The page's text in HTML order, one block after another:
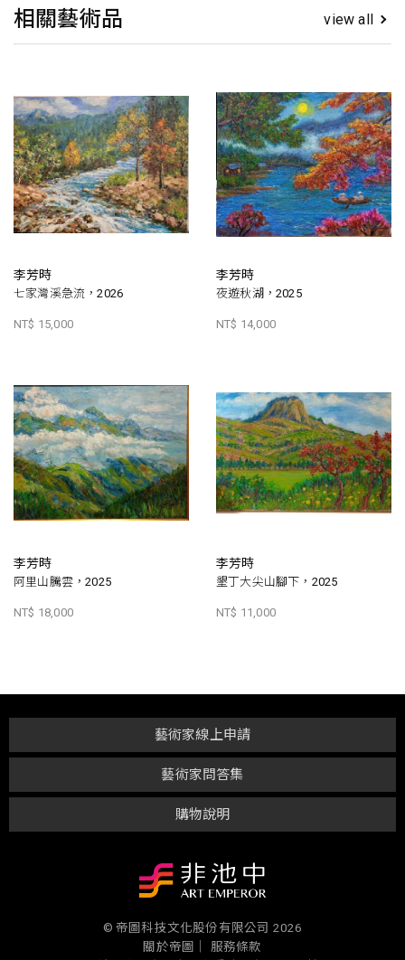
相關藝術品 view all
李芳時
七家灣溪急流，2026
NT$ 15,000
李芳時
夜遊秋湖，2025
NT$ 14,000
李芳時
阿里山騰雲，2025
NT$ 18,000
李芳時
墾丁大尖山腳下，2025
NT$ 11,000
購物說明
藝術家問答集
藝術家線上申請
© 帝圖科技文化股份有限公司 2026
關於帝圖｜
服務條款